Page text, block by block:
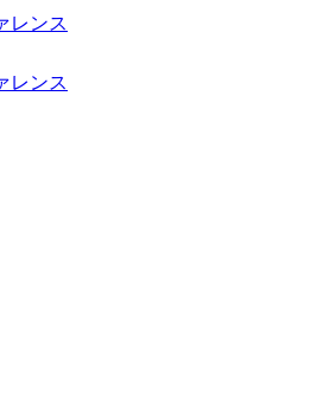
レンス
レンス